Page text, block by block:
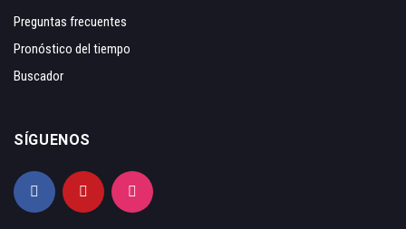
Preguntas frecuentes
Pronóstico del tiempo
Buscador
SÍGUENOS